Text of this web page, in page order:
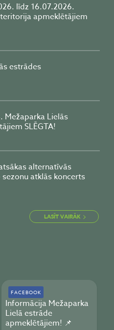
līdz 16.07.2026.
apmeklētājiem
estrādes
Mežaparka Lielās
SLĒGTA!
alternatīvās
sezonu atklās koncerts
LASĪT VAIRĀK
Informācija Mežaparka
Lielā estrāde
apmeklētājiem! 📌
FACEBOOK